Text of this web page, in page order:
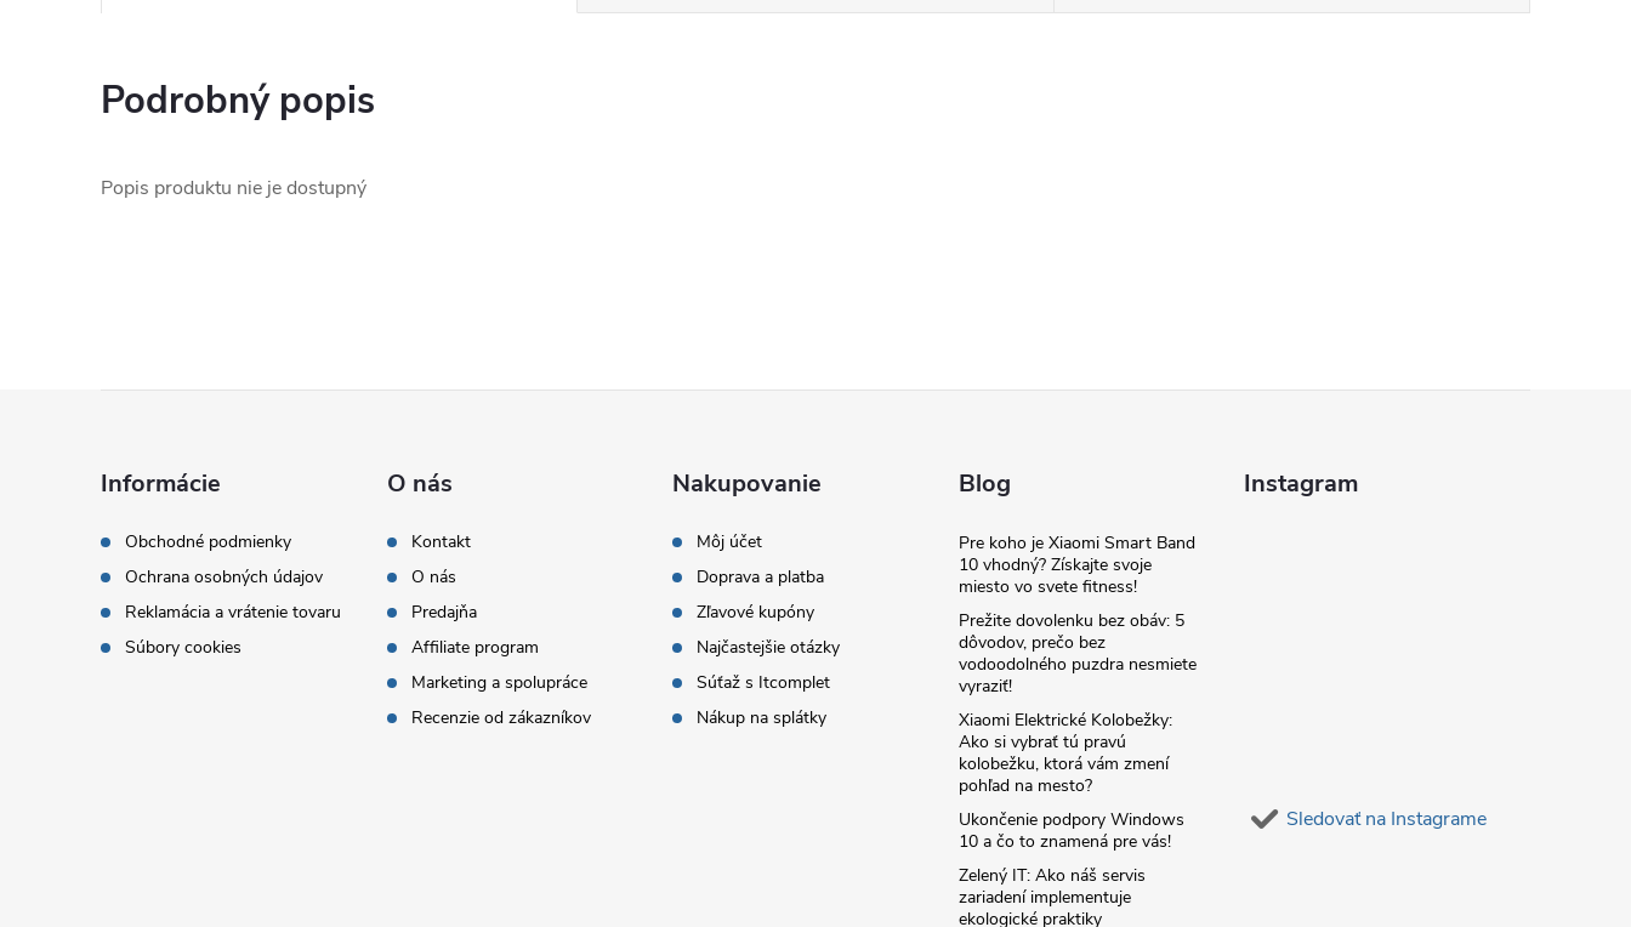
Podrobný popis
Popis produktu nie je dostupný
Informácie
Obchodné podmienky
Ochrana osobných údajov
Reklamácia a vrátenie tovaru
Súbory cookies
O nás
Kontakt
O nás
Predajňa
Affiliate program
Marketing a spolupráce
Recenzie od zákazníkov
Nakupovanie
Môj účet
Doprava a platba
Zľavové kupóny
Najčastejšie otázky
Súťaž s Itcomplet
Nákup na splátky
Blog
Pre koho je Xiaomi Smart Band
10 vhodný? Získajte svoje
miesto vo svete fitness!
Prežite dovolenku bez obáv: 5
dôvodov, prečo bez
vodoodolného puzdra nesmiete
vyraziť!
Xiaomi Elektrické Kolobežky:
Ako si vybrať tú pravú
kolobežku, ktorá vám zmení
pohľad na mesto?
Ukončenie podpory Windows
10 a čo to znamená pre vás!
Zelený IT: Ako náš servis
zariadení implementuje
ekologické praktiky
Instagram
Sledovať na Instagrame